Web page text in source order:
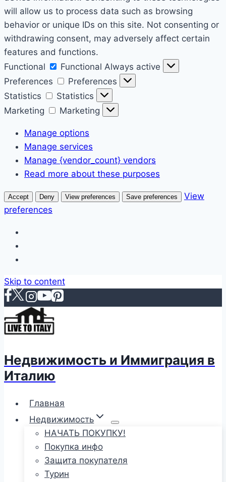
will allow us to process data such as browsing
behavior or unique IDs on this site. Not consenting or
withdrawing consent, may adversely affect certain
features and functions.
Functional
Functional Always active
Preferences
Preferences
Statistics
Statistics
Marketing
Marketing
Manage options
Manage services
Manage {vendor_count} vendors
Read more about these purposes
Accept Deny View preferences Save preferences
View
preferences
Skip to content
Недвижимость и Иммиграция в
Италию
Главная
Недвижимость
НАЧАТЬ ПОКУПКУ!
Покупка инфо
Защита покупателя
Турин